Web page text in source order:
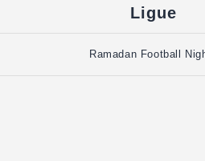
Ligue
Ramadan Football